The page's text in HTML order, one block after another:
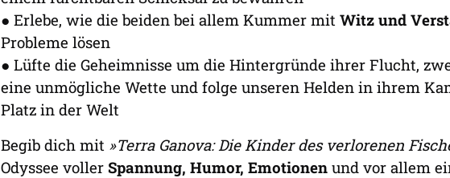
● Erlebe, wie die beiden bei allem Kummer mit Witz und
Probleme lösen
● Lüfte die Geheimnisse um die Hintergründe ihrer Flucht,
eine unmögliche Wette und folge unseren Helden in ihrem
Platz in der Welt
Begib dich mit »Terra Ganova: Die Kinder des verlorenen
Odyssee voller Spannung, Humor, Emotionen und vor allem